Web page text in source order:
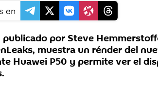
en
publicado por Steve
muestra un rénder del
Huawei P50 y permite ver el